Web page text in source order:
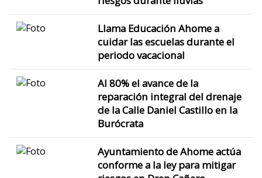
Llama Educación Ahome a
cuidar las escuelas durante el
periodo vacacional
Al 80% el avance de la
reparación integral del drenaje
de la Calle Daniel Castillo en la
Burócrata
Ayuntamiento de Ahome actúa
conforme a la ley para mitigar